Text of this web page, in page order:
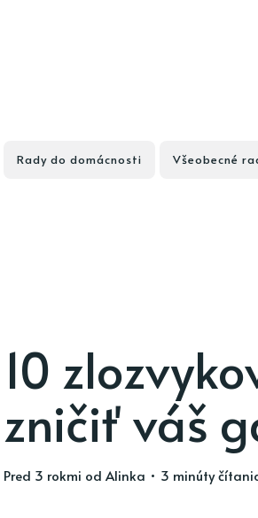
Rady do domácnosti Všeobecné
10
zničiť váš
pred 3 rokmi od Alinka • 3 minúty